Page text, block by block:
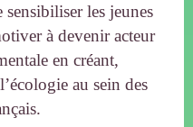
sensibiliser les jeunes
à devenir acteur
en créant,
au sein des